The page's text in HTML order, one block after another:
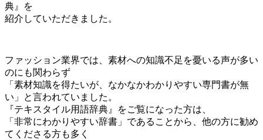
典』を
紹介していただきました。
ファッション業界では、素材への知識不足を憂いる声が多い
のにも関わらず
「素材知識を得たいが、なかなかわかりやすい専門書が無
い」と言われていました。
『テキスタイル用語辞典』をご覧になった方は、
「非常にわかりやすい辞書」であることから、他の方に勧め
てくださる方も多く